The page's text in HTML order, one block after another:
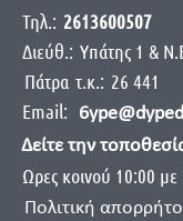
Τηλ.: 2613600507
Διεύθ.: Yπάτης 1 &
Πάτρα τ.κ.: 26 441
Email:
Δείτε την
Ωρες κοινού 10:00 με
Πολιτική